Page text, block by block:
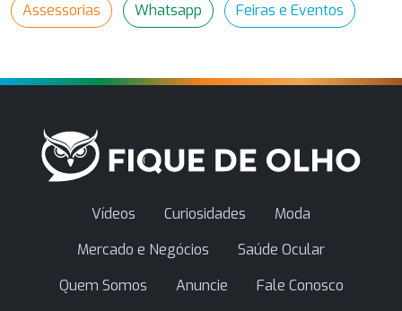
Assessorias Whatsapp Feiras e Eventos
Vídeos Curiosidades
Moda
Mercado e Negócios
Saúde Ocular
Quem Somos
Anuncie
Fale Conosco